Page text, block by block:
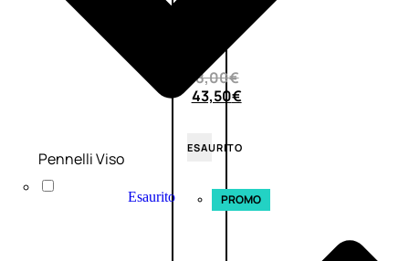
58,00€
43,50€
ESAURITO
Esaurito PROMO
Pennelli Viso